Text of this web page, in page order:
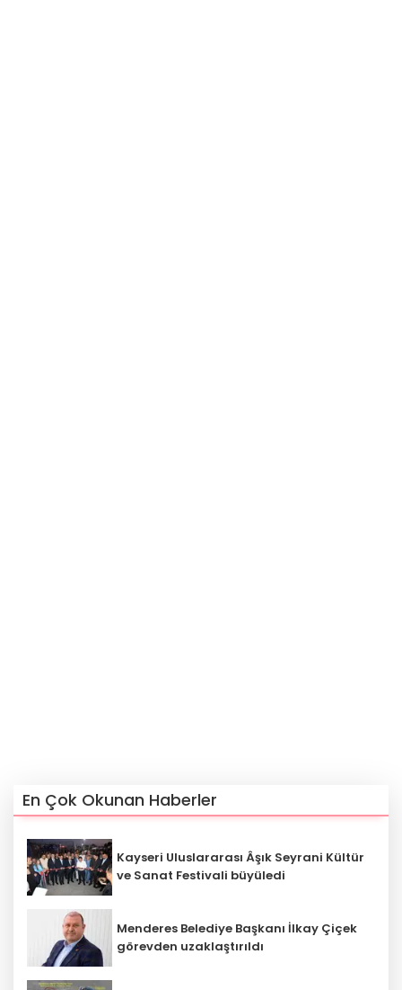
En Çok Okunan Haberler
Kayseri Uluslararası Âşık Seyrani Kültür
ve Sanat Festivali büyüledi
Menderes Belediye Başkanı İlkay Çiçek
görevden uzaklaştırıldı